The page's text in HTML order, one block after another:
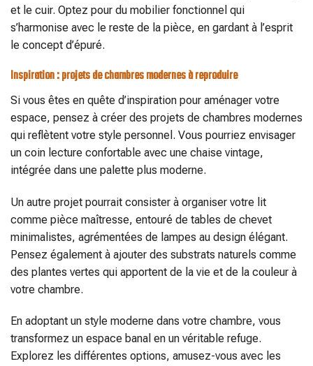
et le cuir. Optez pour du mobilier fonctionnel qui
s’harmonise avec le reste de la pièce, en gardant à l’esprit
le concept d’épuré.
Inspiration : projets de chambres modernes à reproduire
Si vous êtes en quête d’inspiration pour aménager votre
espace, pensez à créer des projets de chambres modernes
qui reflètent votre style personnel. Vous pourriez envisager
un coin lecture confortable avec une chaise vintage,
intégrée dans une palette plus moderne.
Un autre projet pourrait consister à organiser votre lit
comme pièce maîtresse, entouré de tables de chevet
minimalistes, agrémentées de lampes au design élégant.
Pensez également à ajouter des substrats naturels comme
des plantes vertes qui apportent de la vie et de la couleur à
votre chambre.
En adoptant un style moderne dans votre chambre, vous
transformez un espace banal en un véritable refuge.
Explorez les différentes options, amusez-vous avec les